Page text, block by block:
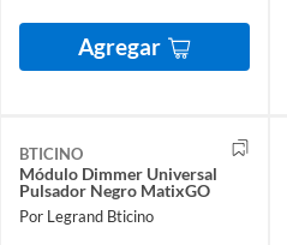
Agregar
BTICINO
Módulo Dimmer Universal
Pulsador Negro MatixGO
Por Legrand Bticino